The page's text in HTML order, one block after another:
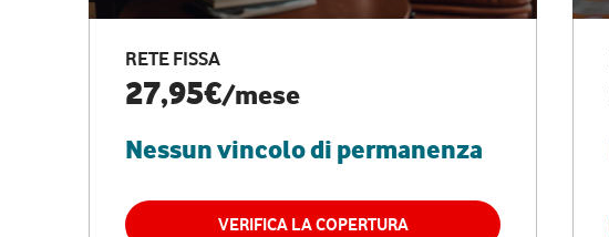
RETE FISSA
27,95€/mese
Nessun vincolo di permanenza
VERIFICA LA COPERTURA